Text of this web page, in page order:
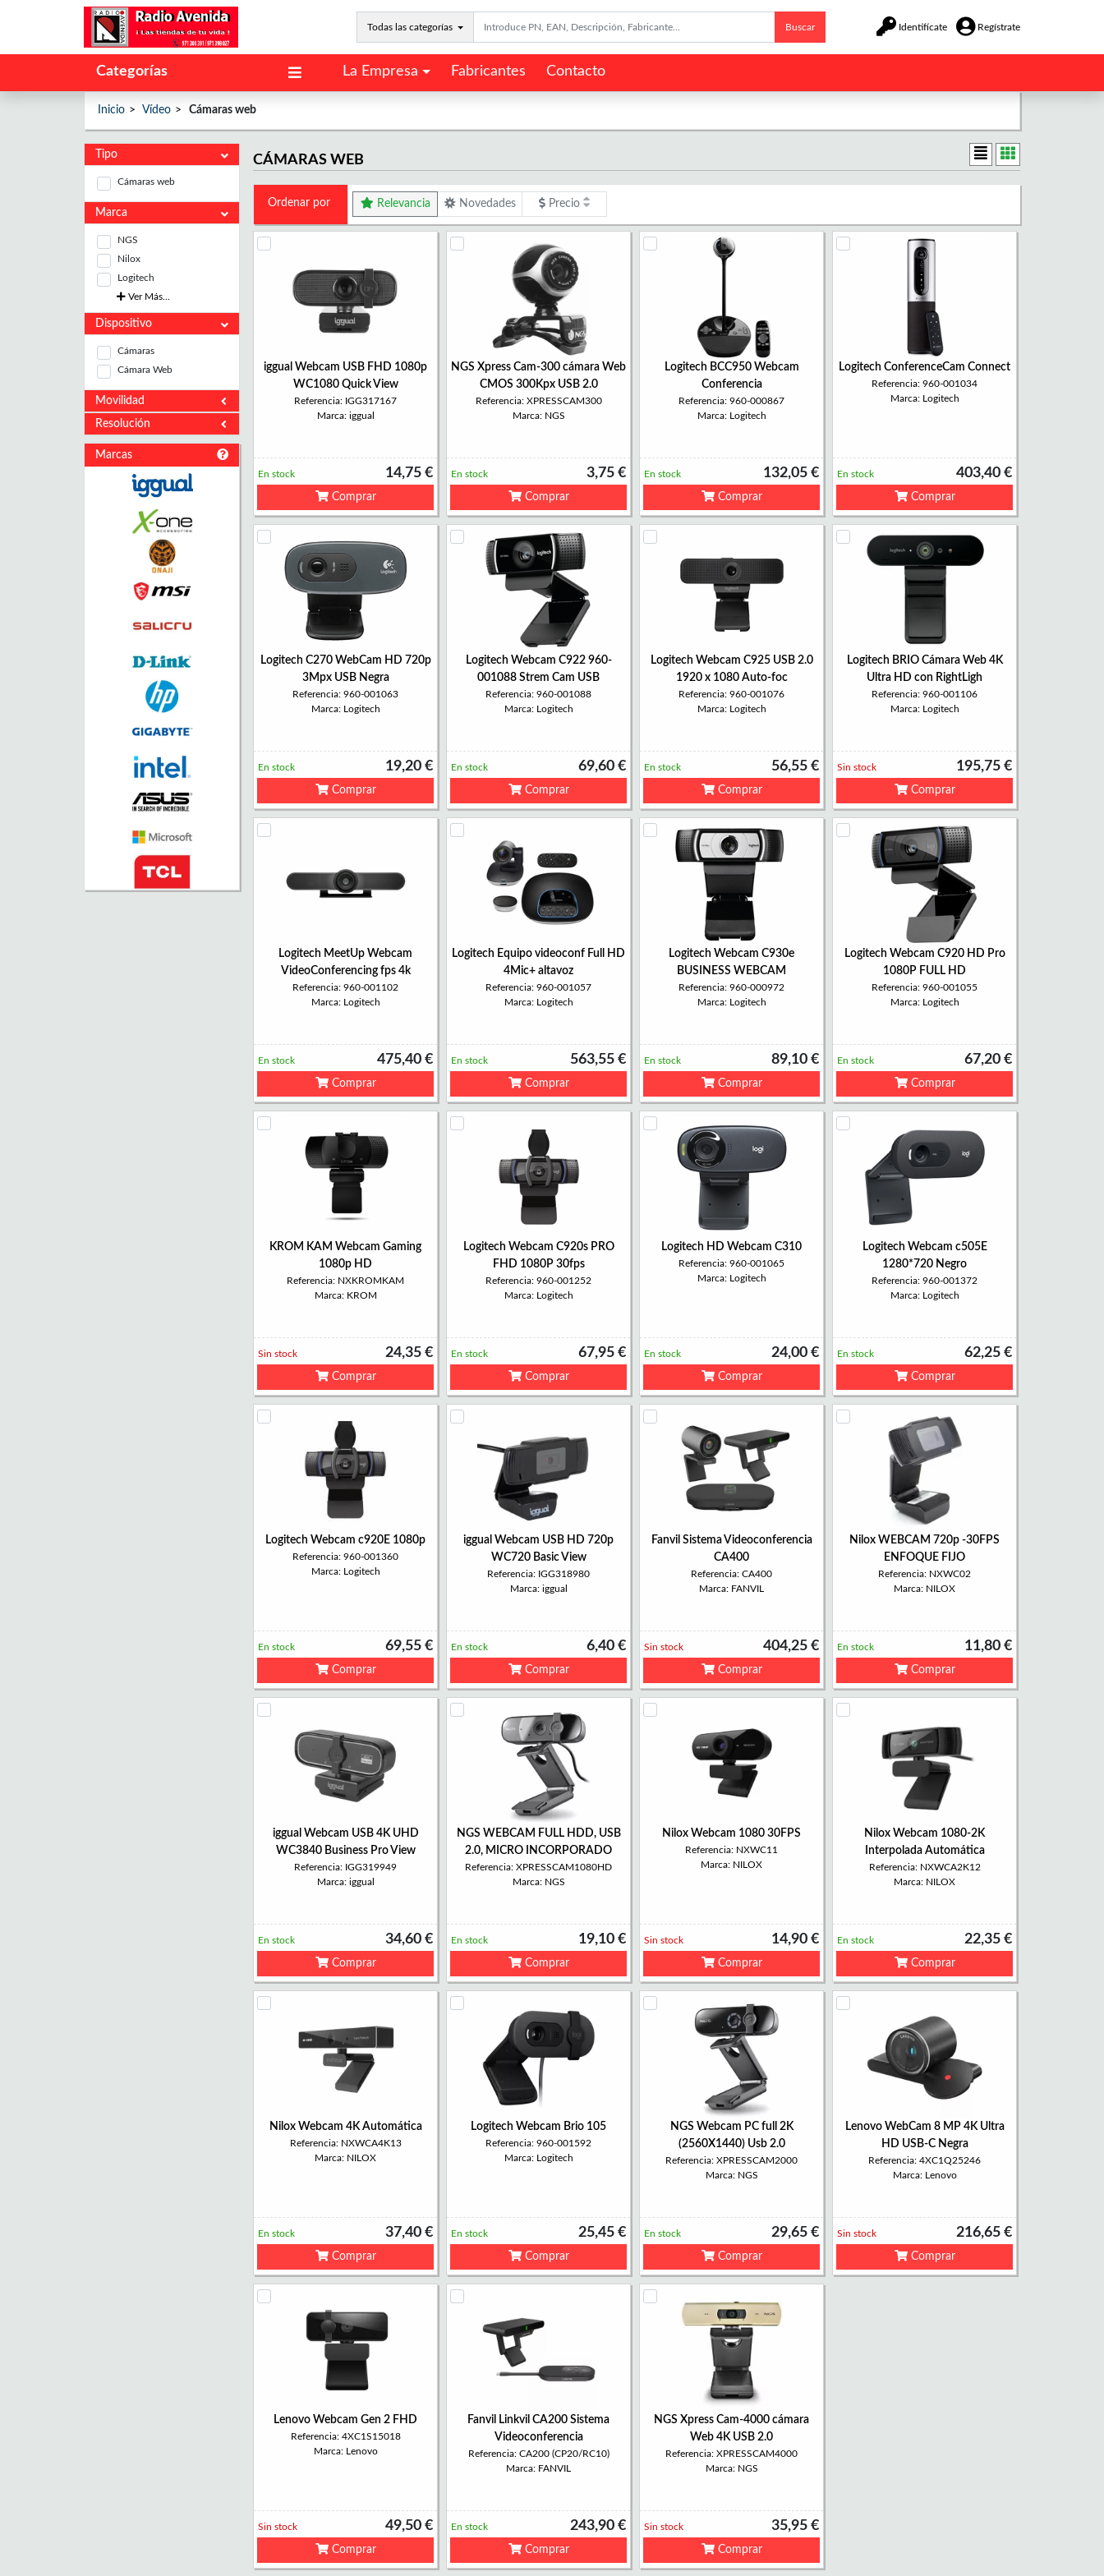
Todas las categorías Buscar Identifícate Regístrate
Categorías La Empresa Fabricantes Contacto
Inicio Vídeo Cámaras web
Tipo
Cámaras web
Marca
NGS
Nilox
Logitech
Ver Más...
Dispositivo
Cámaras
Cámara Web
Movilidad
Resolución
Marcas
CÁMARAS WEB
Ordenar por Relevancia Novedades Precio
iggual Webcam USB FHD 1080p
WC1080 Quick View
Referencia: IGG317167
Marca: iggual
14,75 €
En stock
Comprar
NGS Xpress Cam-300 cámara Web
CMOS 300Kpx USB 2.0
Referencia: XPRESSCAM300
Marca: NGS
3,75 €
En stock
Comprar
Logitech BCC950 Webcam
Conferencia
Referencia: 960-000867
Marca: Logitech
132,05 €
En stock
Comprar
Logitech ConferenceCam Connect
Referencia: 960-001034
Marca: Logitech
403,40 €
En stock
Comprar
Logitech C270 WebCam HD 720p
3Mpx USB Negra
Referencia: 960-001063
Marca: Logitech
19,20 €
En stock
Comprar
Logitech Webcam C922 960-
001088 Strem Cam USB
Referencia: 960-001088
Marca: Logitech
69,60 €
En stock
Comprar
Logitech Webcam C925 USB 2.0
1920 x 1080 Auto-foc
Referencia: 960-001076
Marca: Logitech
56,55 €
En stock
Comprar
Logitech BRIO Cámara Web 4K
Ultra HD con RightLigh
Referencia: 960-001106
Marca: Logitech
195,75 €
Sin stock
Comprar
Logitech MeetUp Webcam
VideoConferencing fps 4k
Referencia: 960-001102
Marca: Logitech
475,40 €
En stock
Comprar
Logitech Equipo videoconf Full HD
4Mic+ altavoz
Referencia: 960-001057
Marca: Logitech
563,55 €
En stock
Comprar
Logitech Webcam C930e
BUSINESS WEBCAM
Referencia: 960-000972
Marca: Logitech
89,10 €
En stock
Comprar
Logitech Webcam C920 HD Pro
1080P FULL HD
Referencia: 960-001055
Marca: Logitech
67,20 €
En stock
Comprar
KROM KAM Webcam Gaming
1080p HD
Referencia: NXKROMKAM
Marca: KROM
24,35 €
Sin stock
Comprar
Logitech Webcam C920s PRO
FHD 1080P 30fps
Referencia: 960-001252
Marca: Logitech
67,95 €
En stock
Comprar
Logitech HD Webcam C310
Referencia: 960-001065
Marca: Logitech
24,00 €
En stock
Comprar
Logitech Webcam c505E
1280*720 Negro
Referencia: 960-001372
Marca: Logitech
62,25 €
En stock
Comprar
Logitech Webcam c920E 1080p
Referencia: 960-001360
Marca: Logitech
69,55 €
En stock
Comprar
iggual Webcam USB HD 720p
WC720 Basic View
Referencia: IGG318980
Marca: iggual
6,40 €
En stock
Comprar
Fanvil Sistema Videoconferencia
CA400
Referencia: CA400
Marca: FANVIL
404,25 €
Sin stock
Comprar
Nilox WEBCAM 720p -30FPS
ENFOQUE FIJO
Referencia: NXWC02
Marca: NILOX
11,80 €
En stock
Comprar
iggual Webcam USB 4K UHD
WC3840 Business Pro View
Referencia: IGG319949
Marca: iggual
34,60 €
En stock
Comprar
NGS WEBCAM FULL HDD, USB
2.0, MICRO INCORPORADO
Referencia: XPRESSCAM1080HD
Marca: NGS
19,10 €
En stock
Comprar
Nilox Webcam 1080 30FPS
Referencia: NXWC11
Marca: NILOX
14,90 €
Sin stock
Comprar
Nilox Webcam 1080-2K
Interpolada Automática
Referencia: NXWCA2K12
Marca: NILOX
22,35 €
En stock
Comprar
Nilox Webcam 4K Automática
Referencia: NXWCA4K13
Marca: NILOX
37,40 €
En stock
Comprar
Logitech Webcam Brio 105
Referencia: 960-001592
Marca: Logitech
25,45 €
En stock
Comprar
NGS Webcam PC full 2K
(2560X1440) Usb 2.0
Referencia: XPRESSCAM2000
Marca: NGS
29,65 €
En stock
Comprar
Lenovo WebCam 8 MP 4K Ultra
HD USB-C Negra
Referencia: 4XC1Q25246
Marca: Lenovo
216,65 €
Sin stock
Comprar
Lenovo Webcam Gen 2 FHD
Referencia: 4XC1S15018
Marca: Lenovo
49,50 €
Sin stock
Comprar
Fanvil Linkvil CA200 Sistema
Videoconferencia
Referencia: CA200 (CP20/RC10)
Marca: FANVIL
243,90 €
En stock
Comprar
NGS Xpress Cam-4000 cámara
Web 4K USB 2.0
Referencia: XPRESSCAM4000
Marca: NGS
35,95 €
Sin stock
Comprar